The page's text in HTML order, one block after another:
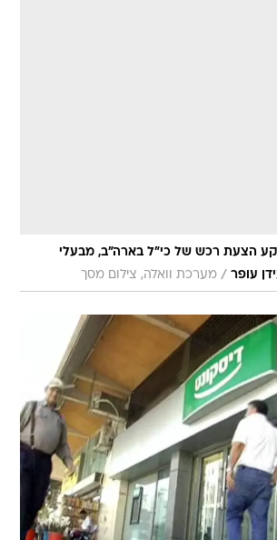
הצעת רכש של כי"ל בארה"ב, מבעלי
עופר / מערכת וואלה, צילום מסך